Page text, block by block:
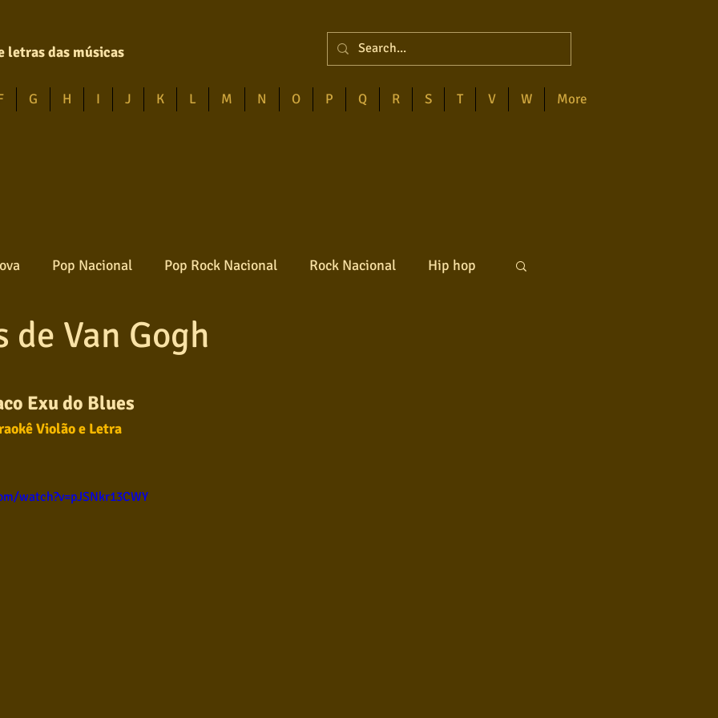
letras das músicas
G H I J K L M N O P Q R S T V W More
Pop Nacional Pop Rock Nacional Rock Nacional Hip hop
Reggae Jazz Jovem guarda
Violão instumental
de Van Gogh
Exu do Blues
Violão e Letra
watch?v=pJSNkr13CWY